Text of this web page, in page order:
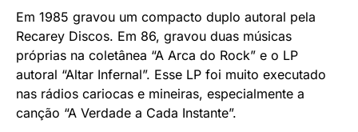
Em 1985 gravou um compacto duplo autoral pela
Recarey Discos. Em 86, gravou duas músicas
próprias na coletânea “A Arca do Rock” e o LP
autoral “Altar Infernal”. Esse LP foi muito executado
nas rádios cariocas e mineiras, especialmente a
canção “A Verdade a Cada Instante”.